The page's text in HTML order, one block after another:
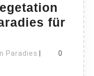
für
Paradies Garten
0